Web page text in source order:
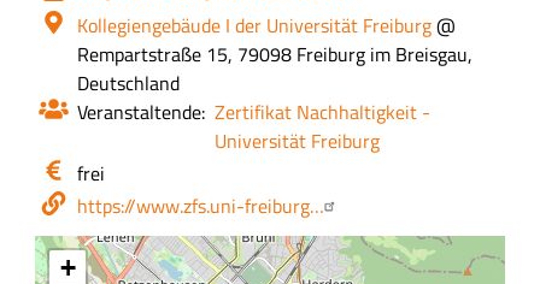
date
Ort
Kollegiengebäude I der Universität Freiburg@
Rempartstraße 15, 79098 Freiburg im Breisgau,
Deutschland
Veranstaltende Zertifikat Nachhaltigkeit -
Universität Freiburg
Eintritt
/
Kosten
frei
Webseite
https://www.zfs.uni-freiburg…
+